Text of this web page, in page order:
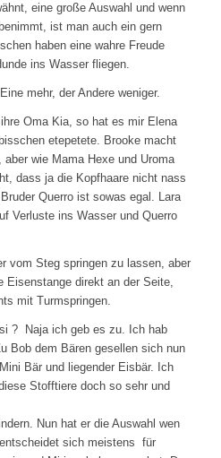
eine große Auswahl und wenn
ist man auch ein gern
haben eine wahre Freude
ins Wasser fliegen.
mehr, der Andere weniger.
Oma Kia, so hat es mir Elena
etepetete. Brooke macht
wie Mama Hexe und Uroma
dass ja die Kopfhaare nicht nass
Querro ist sowas egal. Lara
Verluste ins Wasser und Querro
vom Steg springen zu lassen, aber
Eisenstange direkt an der Seite,
mit Turmspringen.
? Naja ich geb es zu. Ich hab
Bob dem Bären gesellen sich nun
Bär und liegender Eisbär. Ich
Stofftiere doch so sehr und
Nun hat er die Auswahl wen
sich meistens für